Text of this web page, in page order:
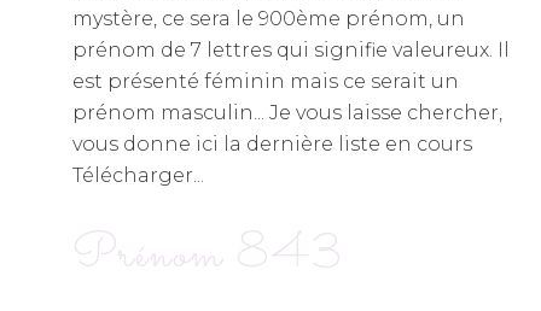
mystère, ce sera le 900ème prénom, un
prénom de 7 lettres qui signifie valeureux. Il
est présenté féminin mais ce serait un
prénom masculin... Je vous laisse chercher,
vous donne ici la dernière liste en cours
Télécharger...
Prénom 843